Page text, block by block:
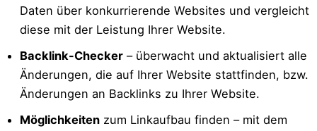
Daten über konkurrierende Websites und vergleicht
diese mit der Leistung Ihrer Website.
Backlink-Checker – überwacht und aktualisiert alle
Änderungen, die auf Ihrer Website stattfinden, bzw.
Änderungen an Backlinks zu Ihrer Website.
Möglichkeiten zum Linkaufbau finden – mit dem